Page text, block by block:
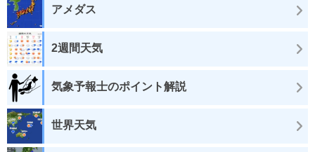
アメダス
2週間天気
気象予報士のポイント解説
世界天気